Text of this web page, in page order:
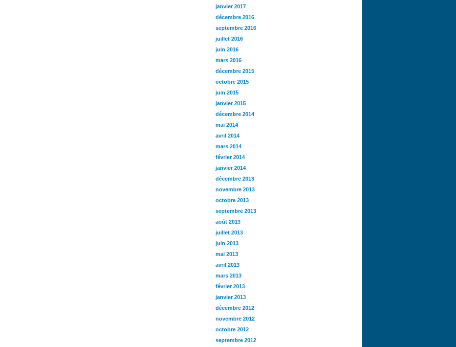
janvier 2017
décembre 2016
septembre 2016
juillet 2016
juin 2016
mars 2016
décembre 2015
octobre 2015
juin 2015
janvier 2015
décembre 2014
mai 2014
avril 2014
mars 2014
février 2014
janvier 2014
décembre 2013
novembre 2013
octobre 2013
septembre 2013
août 2013
juillet 2013
juin 2013
mai 2013
avril 2013
mars 2013
février 2013
janvier 2013
décembre 2012
novembre 2012
octobre 2012
septembre 2012